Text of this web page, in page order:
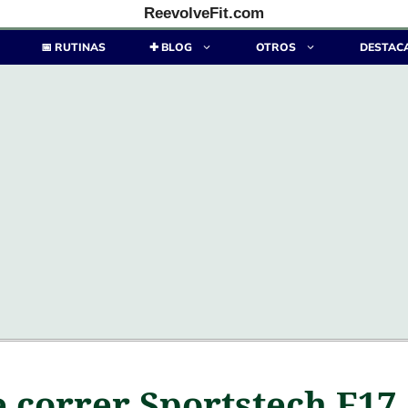
ReevolveFit.com
📅 RUTINAS ✚ BLOG OTROS